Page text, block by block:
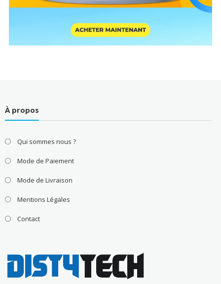
À propos
Qui sommes nous ?
Mode de Paiement
Mode de Livraison
Mentions Légales
Contact